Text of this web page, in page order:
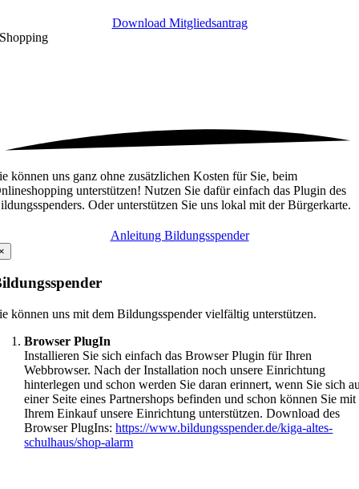
Download Mitgliedsantrag
Shopping
können uns ganz ohne zusätzlichen Kosten für Sie, beim
unterstützen! Nutzen Sie dafür einfach das Plugin des
Oder unterstützen Sie uns lokal mit der Bürgerkarte.
Anleitung Bildungsspender
können uns mit dem Bildungsspender vielfältig unterstützen.
Browser PlugIn
Installieren Sie sich einfach das Browser Plugin für Ihren
Webbrowser. Nach der Installation noch unsere Einrichtung
hinterlegen und schon werden Sie daran erinnert, wenn Sie sich
einer Seite eines Partnershops befinden und schon können Sie mit
Ihrem Einkauf unsere Einrichtung unterstützen. Download des
Browser PlugIns:https://www.bildungsspender.de/kiga-altes-
schulhaus/shop-alarm